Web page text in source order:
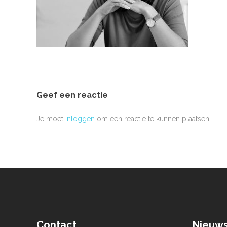
Geef een reactie
Je moet inloggen om een reactie te kunnen plaatsen.